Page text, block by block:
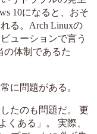
10になると、おそ
る。Arch Linuxの
ューションで言う
の体制であるた
に問題がある。
たのも問題だ。 更
くある」。 実際、